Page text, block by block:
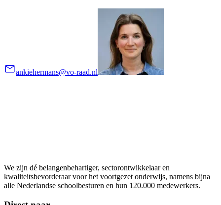
ankiehermans@vo-raad.nl
We zijn dé belangenbehartiger, sectorontwikkelaar en
kwaliteitsbevorderaar voor het voortgezet onderwijs, namens bijna
alle Nederlandse schoolbesturen en hun 120.000 medewerkers.